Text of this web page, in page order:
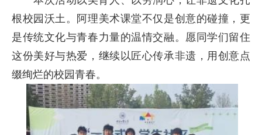
根校园沃土。阿理美术课堂不仅是创意的碰撞，更
是传统文化与青春力量的温情交融。愿同学们留住
这份美好与热爱，继续以匠心传承非遗，用创意点
缀绚烂的校园青春。